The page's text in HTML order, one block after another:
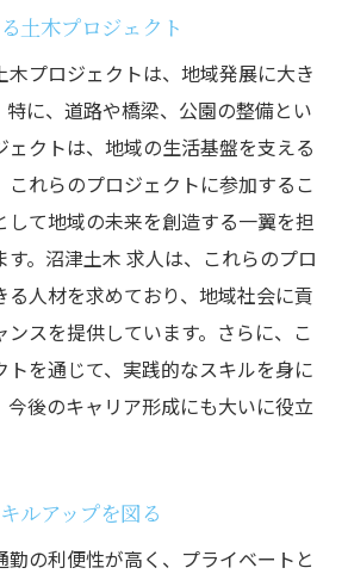
土木プロジェクト
プロジェクトは、地域発展に大き
特に、道路や橋梁、公園の整備とい
ェクトは、地域の生活基盤を支える
れらのプロジェクトに参加するこ
して地域の未来を創造する一翼を担
す。沼津土木 求人は、これらのプロ
る人材を求めており、地域社会に貢
スを提供しています。さらに、こ
トを通じて、実践的なスキルを身に
今後のキャリア形成にも大いに役立
ルアップを図る
の利便性が高く、プライベートと